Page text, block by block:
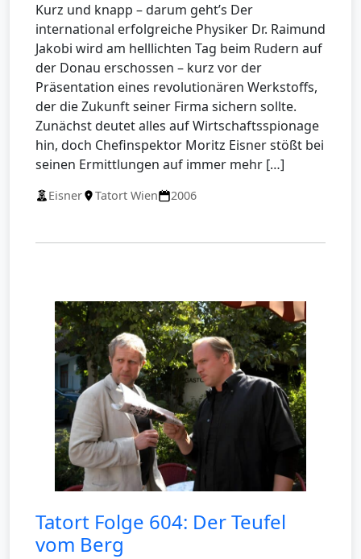
Kurz und knapp – darum geht’s Der
international erfolgreiche Physiker Dr. Raimund
Jakobi wird am helllichten Tag beim Rudern auf
der Donau erschossen – kurz vor der
Präsentation eines revolutionären Werkstoffs,
der die Zukunft seiner Firma sichern sollte.
Zunächst deutet alles auf Wirtschaftsspionage
hin, doch Chefinspektor Moritz Eisner stößt bei
seinen Ermittlungen auf immer mehr […]
Eisner Tatort Wien 2006
Tatort Folge 604: Der Teufel
vom Berg